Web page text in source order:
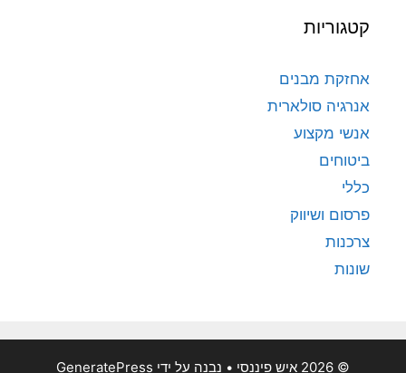
קטגוריות
אחזקת מבנים
אנרגיה סולארית
אנשי מקצוע
ביטוחים
כללי
פרסום ושיווק
צרכנות
שונות
© 2026 איש פיננסי • נבנה על ידי GeneratePress